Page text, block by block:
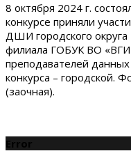
8 октября 2024 г.
конкурсе приняли
ДШИ городского
филиала ГОБУК ВО
преподавателей
конкурса – городской.
(заочная).
Error